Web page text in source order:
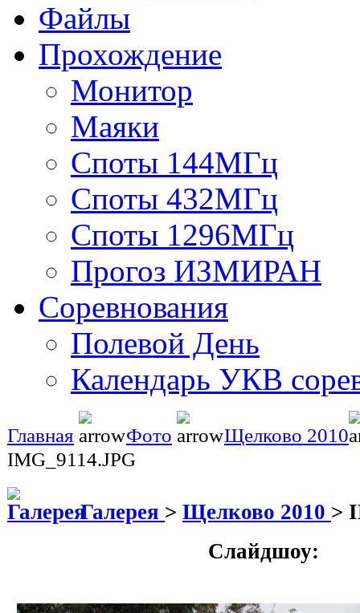
Файлы
Прохождение
Монитор
Маяки
Споты 144МГц
Споты 432МГц
Споты 1296МГц
Прогоз ИЗМИРАН
Соревнования
Полевой День
Календарь УКВ
Главная Фото
Щелково 2010
IMG_9114.JPG
Галерея > Щелково 2010 >
Слайдшоу: